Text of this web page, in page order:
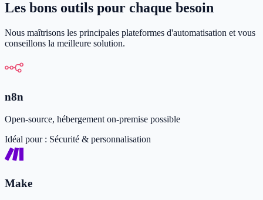
Les bons outils pour chaque besoin
Nous maîtrisons les principales plateformes d'automatisation et vous
conseillons la meilleure solution.
n8n
Open-source, hébergement on-premise possible
Idéal pour : Sécurité & personnalisation
Make